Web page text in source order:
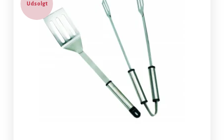
Udsolgt